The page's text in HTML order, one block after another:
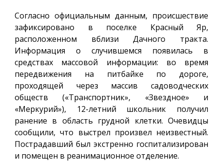
Согласно официальным данным, происшествие
зафиксировано в поселке Красный Яр,
расположенном вблизи Дачного тракта.
Информация о случившемся появилась в
средствах массовой информации: во время
передвижения на питбайке по дороге,
проходящей через массив садоводческих
обществ («Транспортник», «Звездное» и
«Меркурий»), 12-летний школьник получил
ранение в область грудной клетки. Очевидцы
сообщили, что выстрел произвел неизвестный.
Пострадавший был экстренно госпитализирован
и помещен в реанимационное отделение.